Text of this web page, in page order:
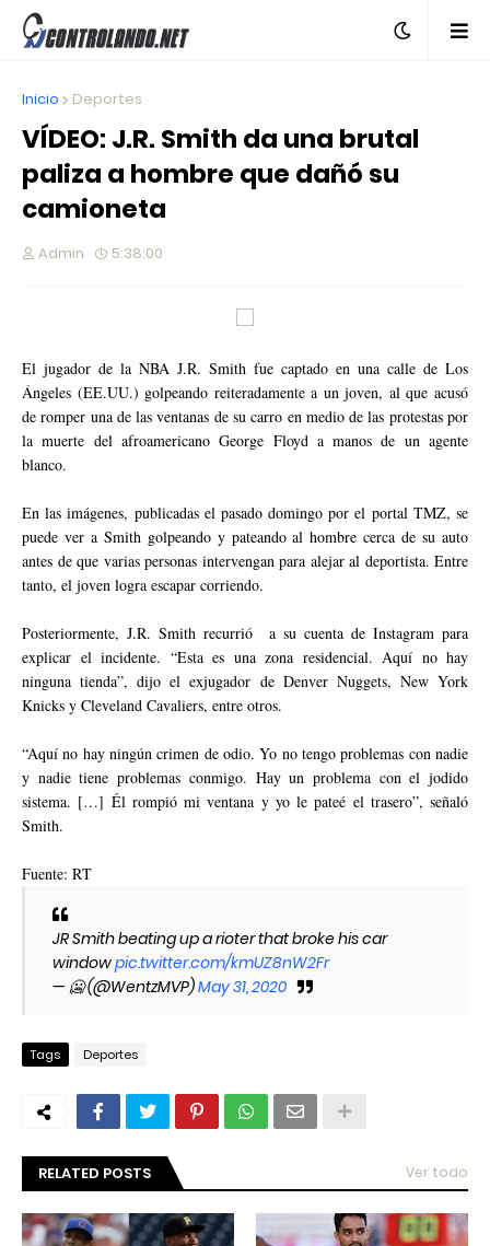
Inicio Deportes
VÍDEO: J.R. Smith da una brutal
paliza a hombre que dañó su
camioneta
Admin 5:38:00
El jugador de la NBA J.R. Smith fue captado en una calle de Los
Ángeles (EE.UU.) golpeando reiteradamente a un joven, al que acusó
de romper una de las ventanas de su carro en medio de las protestas por
la muerte del afroamericano George Floyd a manos de un agente
blanco.
En las imágenes, publicadas el pasado domingo por el portal TMZ, se
puede ver a Smith golpeando y pateando al hombre cerca de su auto
antes de que varias personas intervengan para alejar al deportista. Entre
tanto, el joven logra escapar corriendo.
Posteriormente, J.R. Smith recurrió a su cuenta de Instagram para
explicar el incidente. “Esta es una zona residencial. Aquí no hay
ninguna tienda”, dijo el exjugador de Denver Nuggets, New York
Knicks y Cleveland Cavaliers, entre otros.
“Aquí no hay ningún crimen de odio. Yo no tengo problemas con nadie
y nadie tiene problemas conmigo. Hay un problema con el jodido
sistema. […] Él rompió mi ventana y yo le pateé el trasero”, señaló
Smith.
Fuente: RT
JR Smith beating up a rioter that broke his car
windowpic.twitter.com/kmUZ8nW2Fr
— 🥶 (@WentzMVP)May 31, 2020
Tags Deportes
RELATED POSTS Ver todo